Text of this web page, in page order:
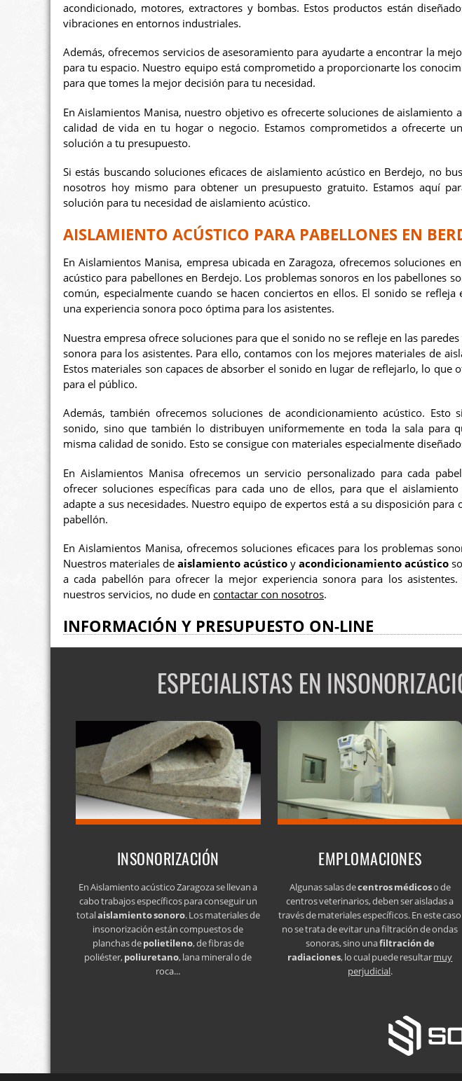
acondicionado, motores, extractores y bombas. Estos productos están
vibraciones en entornos industriales.
Además, ofrecemos servicios de asesoramiento para ayudarte a encontrar la
para tu espacio. Nuestro equipo está comprometido a proporcionarte los
para que tomes la mejor decisión para tu necesidad.
En Aislamientos Manisa, nuestro objetivo es ofrecerte soluciones de aislamiento
calidad de vida en tu hogar o negocio. Estamos comprometidos a ofrecerte
solución a tu presupuesto.
Si estás buscando soluciones eficaces de aislamiento acústico en Berdejo, no
nosotros hoy mismo para obtener un presupuesto gratuito. Estamos aquí
solución para tu necesidad de aislamiento acústico.
AISLAMIENTO ACÚSTICO PARA PABELLONES EN
En Aislamientos Manisa, empresa ubicada en Zaragoza, ofrecemos soluciones
acústico para pabellones en Berdejo. Los problemas sonoros en los pabellones
común, especialmente cuando se hacen conciertos en ellos. El sonido se
una experiencia sonora poco óptima para los asistentes.
Nuestra empresa ofrece soluciones para que el sonido no se refleje en las
sonora para los asistentes. Para ello, contamos con los mejores materiales de
Estos materiales son capaces de absorber el sonido en lugar de reflejarlo, lo que
para el público.
Además, también ofrecemos soluciones de acondicionamiento acústico. Esto
sonido, sino que también lo distribuyen uniformemente en toda la sala para
misma calidad de sonido. Esto se consigue con materiales especialmente
En Aislamientos Manisa ofrecemos un servicio personalizado para cada
ofrecer soluciones específicas para cada uno de ellos, para que el
adapte a sus necesidades. Nuestro equipo de expertos está a su disposición
pabellón.
En Aislamientos Manisa, ofrecemos soluciones eficaces para los problemas
Nuestros materiales deaislamiento acústico yacondicionamiento acústico
a cada pabellón para ofrecer la mejor experiencia sonora para los
nuestros servicios, no dude en contactar con nosotros.
INFORMACIÓN Y PRESUPUESTO ON-LINE
ESPECIALISTAS EN
INSONORIZACIÓN
En Aislamiento acústico Zaragoza se llevan a
cabo trabajos específicos para conseguir un
totalaislamiento sonoro. Los materiales de
insonorización están compuestos de
planchas depolietileno, de fibras de
poliéster,poliuretano, lana mineral o de
roca...
EMPLOMACIONES
Algunas salas decentros médicoso de
centros veterinarios, deben ser aisladas a
través de materiales específicos. En este caso
no se trata de evitar una filtración de ondas
sonoras, sino unafiltración de
radiaciones, lo cual puede resultarmuy
perjudicial.